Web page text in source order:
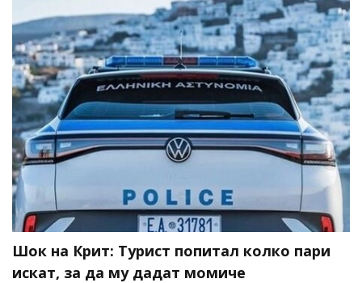
Шок на Крит: Турист попитал колко пари
искат, за да му дадат момиче